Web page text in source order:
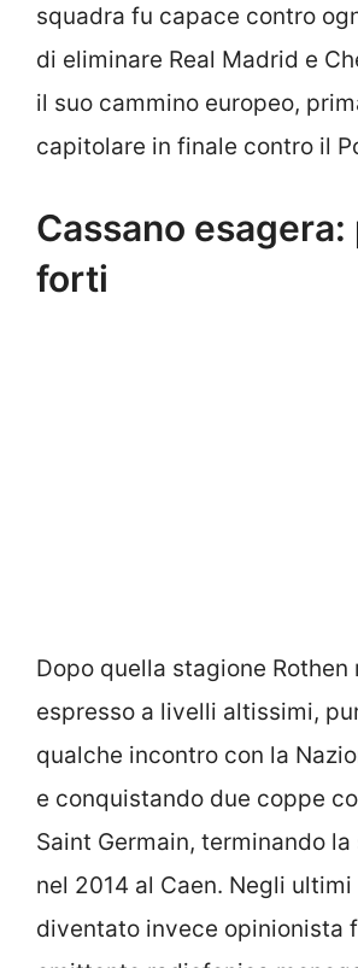
squadra fu capace contro
di eliminare Real Madrid e
il suo cammino europeo,
capitolare in finale contro il
Cassano esagera:
forti
Dopo quella stagione Rothen
espresso a livelli altissimi,
qualche incontro con la
e conquistando due coppe
Saint Germain, terminando
nel 2014 al Caen. Negli ultimi
diventato invece opinionista